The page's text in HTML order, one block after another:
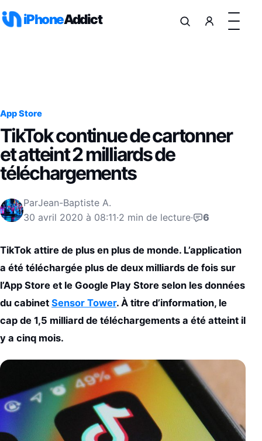
iPhoneAddict
App Store
TikTok continue de cartonner
et atteint 2 milliards de
téléchargements
ParJean-Baptiste A.
30 avril 2020 à 08:11·2 min de lecture· 6
TikTok attire de plus en plus de monde. L’application
a été téléchargée plus de deux milliards de fois sur
l’App Store et le Google Play Store selon les données
du cabinet Sensor Tower. À titre d’information, le
cap de 1,5 milliard de téléchargements a été atteint il
y a cinq mois.